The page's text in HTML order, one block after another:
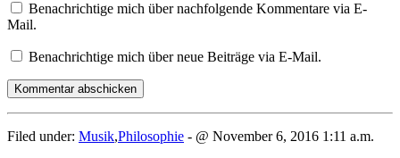
Benachrichtige mich über nachfolgende Kommentare via E-
Mail.
Benachrichtige mich über neue Beiträge via E-Mail.
Filed under: Musik,Philosophie - @ November 6, 2016 1:11 a.m.